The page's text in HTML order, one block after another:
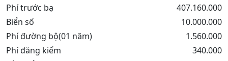
Phí trước bạ
407.160.000
Biển số
10.000.000
Phí đường bộ(01 năm)
1.560.000
Phí đăng kiểm
340.000